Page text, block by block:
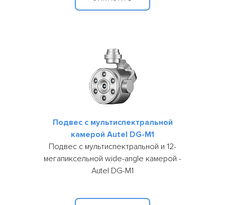
Подвес с мультиспектральной
камерой Autel DG-M1
Подвес с мультиспектральной и 12-
мегапиксельной wide-angle камерой -
Autel DG-M1